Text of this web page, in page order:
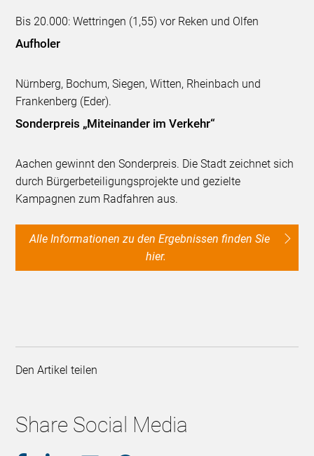
Bis 20.000: Wettringen (1,55) vor Reken und Olfen
Aufholer
Nürnberg, Bochum, Siegen, Witten, Rheinbach und
Frankenberg (Eder).
Sonderpreis „Miteinander im Verkehr“
Aachen gewinnt den Sonderpreis. Die Stadt zeichnet sich
durch Bürgerbeteiligungsprojekte und gezielte
Kampagnen zum Radfahren aus.
Alle Informationen zu den Ergebnissen finden Sie
hier.
Den Artikel teilen
Share Social Media